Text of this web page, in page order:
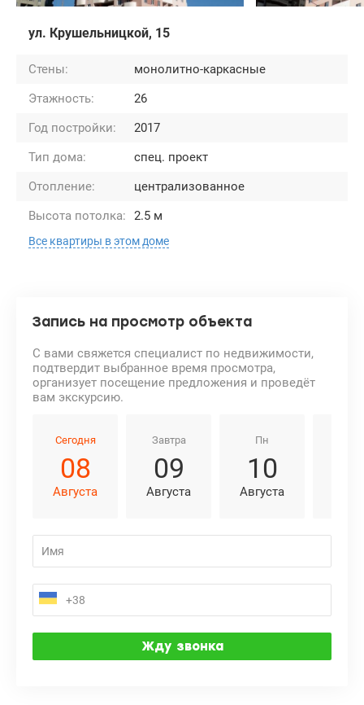
ул. Крушельницкой, 15
Стены:
монолитно-каркасные
Этажность:
26
Год постройки:
2017
Тип дома:
спец. проект
Отопление:
централизованное
Высота потолка:
2.5 м
Все квартиры в этом доме
Запись на просмотр объекта
С вами свяжется специалист по недвижимости,
подтвердит выбранное время просмотра,
организует посещение предложения и проведёт
вам экскурсию.
Сегодня
08
Августа
Завтра
09
Августа
Пн
10
Августа